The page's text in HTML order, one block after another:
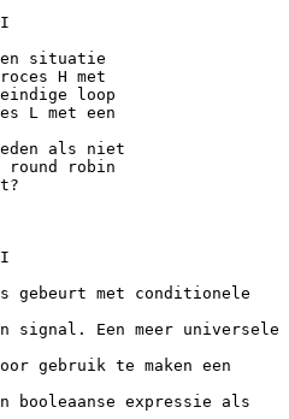
situatie
H met
loop
L met een
als niet
robin
gebeurt met conditionele
signal. Een meer universele
gebruik te maken een
expressie als